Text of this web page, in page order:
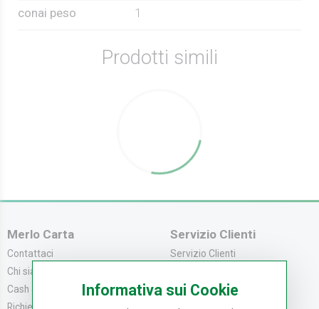
conai peso 1
Prodotti simili
Merlo Carta
Contattaci
Chi siamo
Cash & Carry
Servizio Clienti
Servizio Clienti
Modalità di Spediz...
Informativa sui Cookie